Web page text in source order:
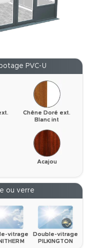
PVC-U
Chêne Doré ext.
Blanc int
Acajou
ou verre
vitrage
Double-vitrage
PILKINGTON